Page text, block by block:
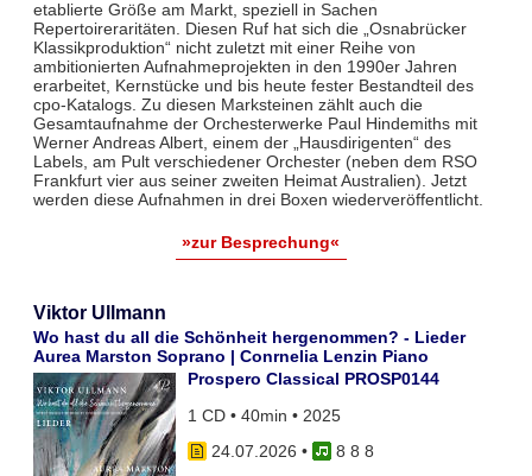
etablierte Größe am Markt, speziell in Sachen
Repertoireraritäten. Diesen Ruf hat sich die „Osnabrücker
Klassikproduktion“ nicht zuletzt mit einer Reihe von
ambitionierten Aufnahmeprojekten in den 1990er Jahren
erarbeitet, Kernstücke und bis heute fester Bestandteil des
cpo-Katalogs. Zu diesen Marksteinen zählt auch die
Gesamtaufnahme der Orchesterwerke Paul Hindemiths mit
Werner Andreas Albert, einem der „Hausdirigenten“ des
Labels, am Pult verschiedener Orchester (neben dem RSO
Frankfurt vier aus seiner zweiten Heimat Australien). Jetzt
werden diese Aufnahmen in drei Boxen wiederveröffentlicht.
»zur Besprechung«
Viktor Ullmann
Wo hast du all die Schönheit hergenommen? - Lieder
Aurea Marston Soprano | Conrnelia Lenzin Piano
Prospero Classical PROSP0144
1 CD • 40min • 2025
24.07.2026 •
8 8 8